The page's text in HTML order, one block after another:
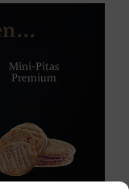
Mini-Pitas
Premium